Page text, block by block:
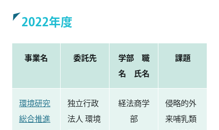
2022年度
事業名 委託先
学部 職
名 氏名
課題
環境研究
総合推進
独立行政
法人 環境
経法商学
部
侵略的外
来哺乳類